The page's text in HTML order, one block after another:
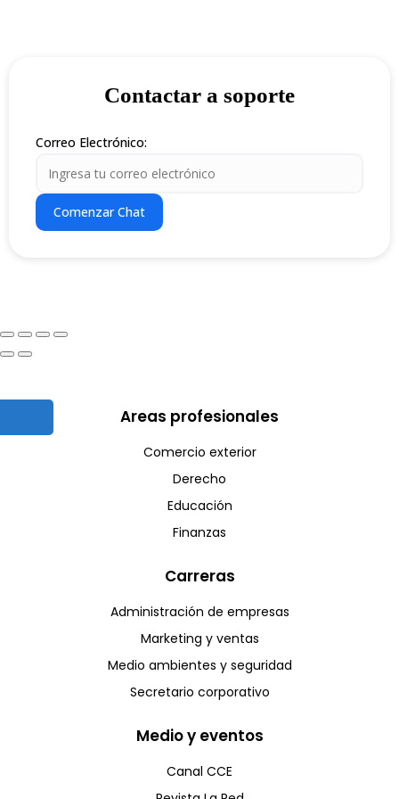
Contactar a soporte
Correo Electrónico:
Comenzar Chat
Areas profesionales
Comercio exterior
Derecho
Educación
Finanzas
Carreras
Administración de empresas
Marketing y ventas
Medio ambientes y seguridad
Secretario corporativo
Medio y eventos
Canal CCE